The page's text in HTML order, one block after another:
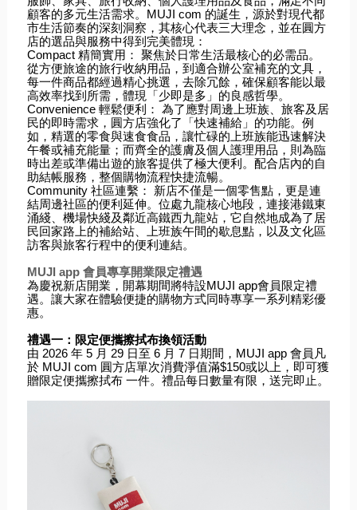
顧客的多元生活需求。MUJI com 的誕生，源於對現代都
市生活節奏的深刻洞察，其核心代表三大理念，並在圓方
店的選品與服務中得到完美體現：
Compact 精簡實用： 聚焦於日常生活最核心的必需品。
從方便旅途的旅行收納用品，到適合辦公室補充的文具，
每一件商品都經過精心挑選，去除冗餘，確保顧客能以最
高效率找到所需，體現「少即是多」的良感哲學。
Convenience 輕鬆便利： 為了應對周邊上班族、旅客及居
民的即時需求，圓方店強化了「快速補給」的功能。例
如，精選的零食與速食食品，讓忙碌的上班族能迅速解決
午餐或補充能量；而齊全的護膚及個人護理用品，則為臨
時出差或準備出遊的旅客提供了極大便利。配合店內的自
助結帳服務，整個購物流程快捷流暢。
Community 社區連繫： 新店不僅是一個零售點，更是連
結周邊社區的便利延伸。位處九龍核心地段，連接港鐵東
涌綫、機場快綫及鄰近高鐵西九龍站，它自然地成為了居
民回家路上的補給站、上班族午間的歇息點，以及文化區
訪客與旅客行程中的便利連結。
MUJI app 會員專享開業限定禮遇
為慶祝新店開業，開幕期間將特設MUJI app會員限定禮
遇。讓大家在體驗便捷的購物方式同時專享一系列精彩優
惠。
禮遇一：限定便攜擦拭布換領活動
由 2026 年 5 月 29 日至 6 月 7 日期間，MUJI app 會員凡
於 MUJI com 圓方店單次消費淨值滿$150或以上，即可獲
贈限定便攜擦拭布 一件。禮品每日數量有限，送完即止。